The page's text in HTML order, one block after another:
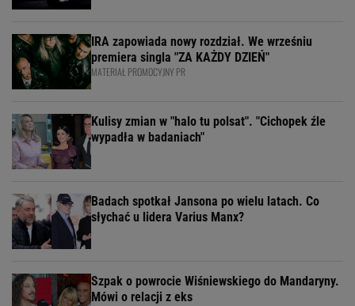
IRA zapowiada nowy rozdział. We wrześniu
premiera singla "ZA KAŻDY DZIEŃ"
MATERIAŁ PROMOCYJNY PR
Kulisy zmian w "halo tu polsat". "Cichopek źle
wypadła w badaniach"
Badach spotkał Jansona po wielu latach. Co
słychać u lidera Varius Manx?
Szpak o powrocie Wiśniewskiego do Mandaryny.
Mówi o relacji z eks